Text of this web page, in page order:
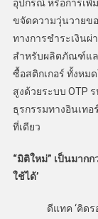
อุปกรณ์ หรือการเพิ่
ขจัดความวุ่นวายขอ
ทางการชำระเงินผ่
สำหรับผลิตภัณฑ์แล
ซื้อสติกเกอร์ ทั้งหม
สูงด้วยระบบ OTP
ธุรกรรมทางอินเท
ที่เดียว
“มิติใหม่” เป็นมาก
ใช้ได้’
ดีแทค ‘คิดรอบ